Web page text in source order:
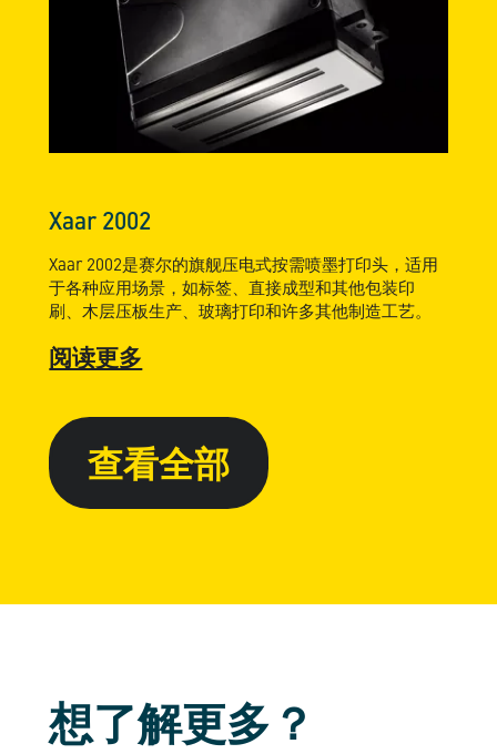
Xaar 2002
Xaar 2002是赛尔的旗舰压电式按需喷墨打印头，适用
于各种应用场景，如标签、直接成型和其他包装印
刷、木层压板生产、玻璃打印和许多其他制造工艺。
阅读更多
查看全部
想了解更多？